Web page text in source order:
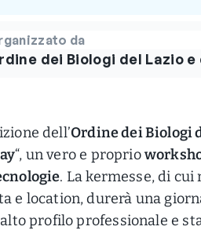
da
dei Biologi del Lazio e
dell’Ordine dei Biologi
“, un vero e proprio
. La kermesse, di
e location, durerà una
profilo professionale e